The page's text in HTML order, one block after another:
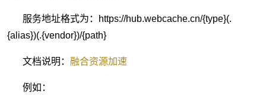
服务地址格式为：https://hub.webcache.cn/{type}(.
{alias})(.{vendor})/{path}
文档说明： 融合资源加速
例如：